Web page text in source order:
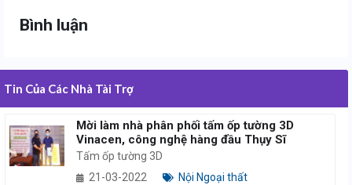
Bình luận
Tin Của Các Nhà Tài Trợ
Mời làm nhà phân phối tấm ốp tường 3D
Vinacen, công nghệ hàng đầu Thụy Sĩ
Tấm ốp tường 3D
21-03-2022
Nội Ngoại thất